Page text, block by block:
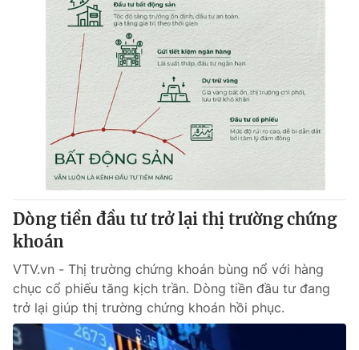
Khán giả
Giải sao mai
Chất lượng cuộc sống
Giáo dục
Tuyển sinh
Học trực tuyến
Công nghệ
Hitech Công nghệ tương lai
Sản phẩm
Thị trường
Tư vấn
Giao lưu trực tuyến
Lịch phát sóng
Chuyên mục khác
Emagazine
Photo Infographic
Video Shorts video
Dòng tiền đầu tư trở lại thị trường chứng
khoán
VTV.vn - Thị trường chứng khoán bùng nổ với hàng
chục cổ phiếu tăng kịch trần. Dòng tiền đầu tư đang
trở lại giúp thị trường chứng khoán hồi phục.